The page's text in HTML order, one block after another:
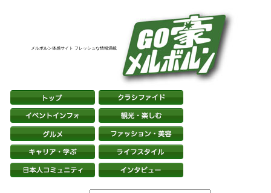
メルボルン体感サイト フレッシュな情報満載